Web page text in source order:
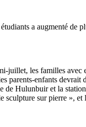
a augmenté de
les familles avec
enfants devrait
Hulunbuir et la
sur pierre »,